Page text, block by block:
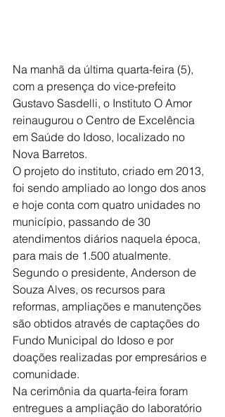
Na manhã da última quarta-feira (5),
com a presença do vice-prefeito
Gustavo Sasdelli, o Instituto O Amor
reinaugurou o Centro de Excelência
em Saúde do Idoso, localizado no
Nova Barretos.
O projeto do instituto, criado em 2013,
foi sendo ampliado ao longo dos anos
e hoje conta com quatro unidades no
município, passando de 30
atendimentos diários naquela época,
para mais de 1.500 atualmente.
Segundo o presidente, Anderson de
Souza Alves, os recursos para
reformas, ampliações e manutenções
são obtidos através de captações do
Fundo Municipal do Idoso e por
doações realizadas por empresários e
comunidade.
Na cerimônia da quarta-feira foram
entregues a ampliação do laboratório